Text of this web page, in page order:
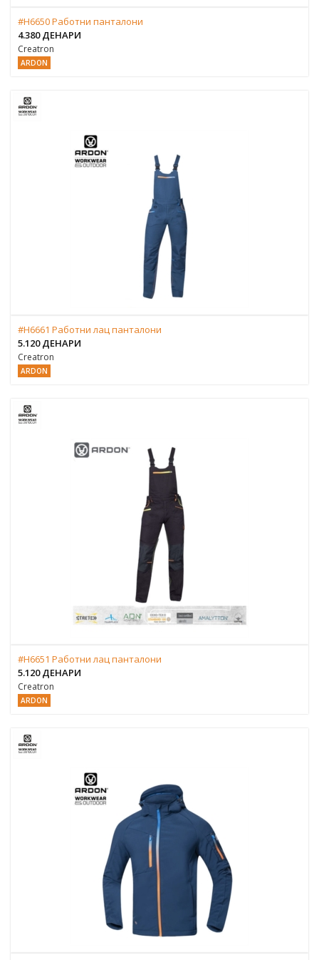
#H6650 Работни панталони
4.380 ДЕНАРИ
Creatron
ARDON
#H6661 Работни лац панталони
5.120 ДЕНАРИ
Creatron
ARDON
#H6651 Работни лац панталони
5.120 ДЕНАРИ
Creatron
ARDON